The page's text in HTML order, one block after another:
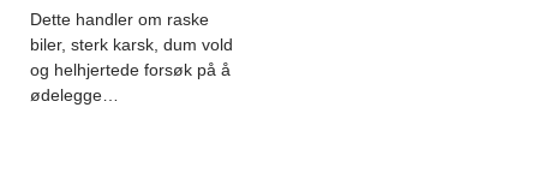
Dette handler om raske
biler, sterk karsk, dum vold
og helhjertede forsøk på å
ødelegge…